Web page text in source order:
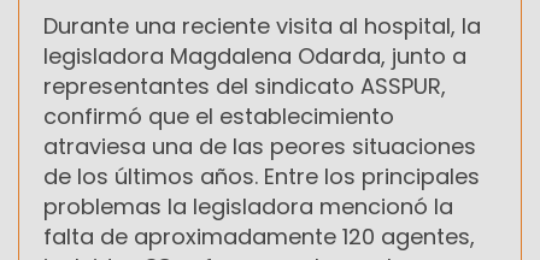
Durante una reciente visita al hospital, la
legisladora Magdalena Odarda, junto a
representantes del sindicato ASSPUR,
confirmó que el establecimiento
atraviesa una de las peores situaciones
de los últimos años. Entre los principales
problemas la legisladora mencionó la
falta de aproximadamente 120 agentes,